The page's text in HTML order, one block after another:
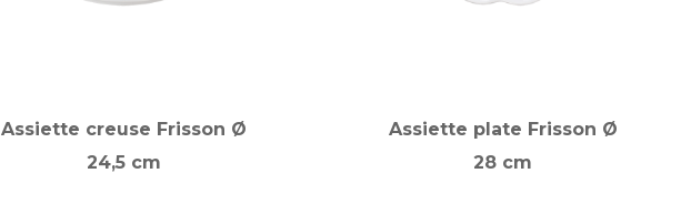
Assiette creuse Frisson Ø
24,5 cm
Assiette plate Frisson Ø
28 cm